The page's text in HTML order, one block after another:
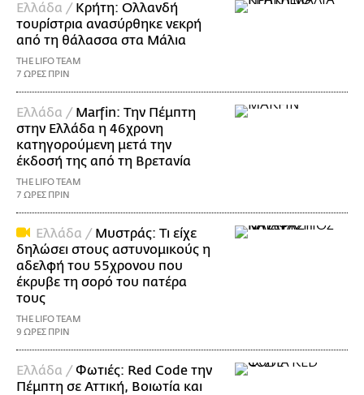
Ελλάδα / Κρήτη: Ολλανδή
τουρίστρια ανασύρθηκε νεκρή
από τη θάλασσα στα Μάλια
THE LIFO TEAM
7 ΩΡΕΣ ΠΡΙΝ
Ελλάδα / Marfin: Την Πέμπτη
στην Ελλάδα η 46χρονη
κατηγορούμενη μετά την
έκδοσή της από τη Βρετανία
THE LIFO TEAM
7 ΩΡΕΣ ΠΡΙΝ
Ελλάδα / Μυστράς: Τι είχε
δηλώσει στους αστυνομικούς η
αδελφή του 55χρονου που
έκρυβε τη σορό του πατέρα
τους
THE LIFO TEAM
9 ΩΡΕΣ ΠΡΙΝ
Ελλάδα /Φωτιές: Red Code την
Πέμπτη σε Αττική, Βοιωτία και